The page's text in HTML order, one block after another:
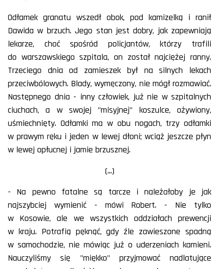
Odłamek granatu wszedł obok, pod kamizelką i ranił
Dawida w brzuch. Jego stan jest dobry, jak zapewniają
lekarze, choć spośród policjantów, którzy trafili
do warszawskiego szpitala, on został najciężej ranny.
Trzeciego dnia od zamieszek był na silnych lekach
przeciwbólowych. Blady, wymęczony, nie mógł rozmawiać.
Następnego dnia - inny człowiek, już nie w szpitalnych
ciuchach, a w swojej "misyjnej" koszulce, ożywiony,
uśmiechnięty. Odłamki ma w obu nogach, trzy odłamki
w prawym ręku i jeden w lewej dłoni; wciąż jeszcze płyn
w lewej opłucnej i jamie brzusznej.
(...)
- Na pewno fatalne są tarcze i należałoby je jak
najszybciej wymienić - mówi Robert. - Nie tylko
w Kosowie, ale we wszystkich oddziałach prewencji
w kraju. Potrafią pęknąć, gdy źle zawieszone spadną
w samochodzie, nie mówiąc już o uderzeniach kamieni.
Nauczyliśmy się "miękko" przyjmować nadlatujące